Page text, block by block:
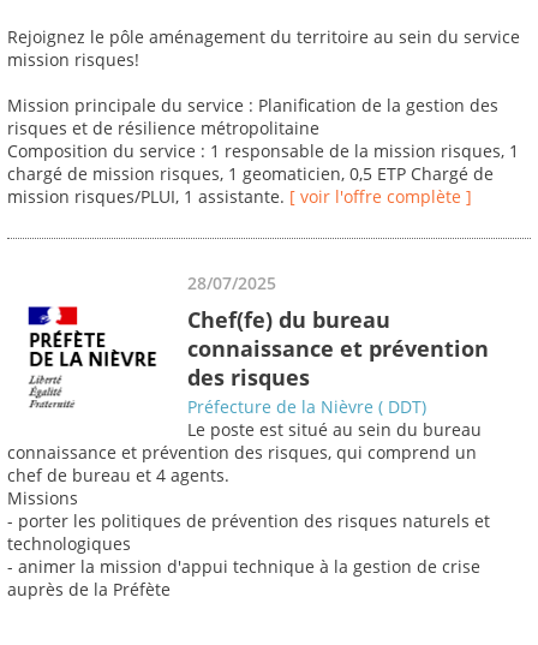
Rejoignez le pôle aménagement du territoire au sein du service
mission risques!
Mission principale du service : Planification de la gestion des
risques et de résilience métropolitaine
Composition du service : 1 responsable de la mission risques, 1
chargé de mission risques, 1 geomaticien, 0,5 ETP Chargé de
mission risques/PLUI, 1 assistante. [ voir l'offre complète ]
28/07/2025
Chef(fe) du bureau
connaissance et prévention
des risques
Préfecture de la Nièvre ( DDT)
Le poste est situé au sein du bureau
connaissance et prévention des risques, qui comprend un
chef de bureau et 4 agents.
Missions
- porter les politiques de prévention des risques naturels et
technologiques
- animer la mission d'appui technique à la gestion de crise
auprès de la Préfète